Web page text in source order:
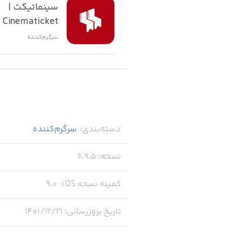
Sumo Wrestling
Chicken Run
platforms by using gravity.
Rally Drifters
Cinematicket
سرگرم‌کننده
دسته‌بندی: سرگرم‌کننده
نسخه:
6.9.5
کمینه نسخه iOS :
9.0
تاریخ بروزرسانی: ۱۴۰۱/۱۲/۲۱